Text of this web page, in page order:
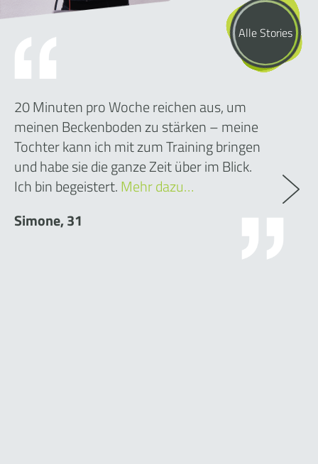
Alle Stories
20 Minuten pro Woche reichen aus, um
meinen Beckenboden zu stärken – meine
Tochter kann ich mit zum Training bringen
und habe sie die ganze Zeit über im Blick.
Ich bin begeistert.Mehr dazu…
Simone, 31